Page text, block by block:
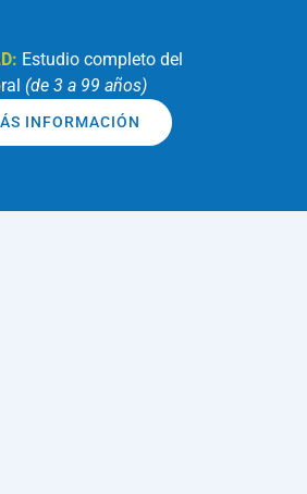
Estudio completo del
(de 3 a 99 años)
INFORMACIÓN